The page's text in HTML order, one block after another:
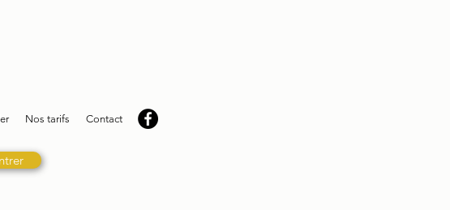
Nos tarifs Contact